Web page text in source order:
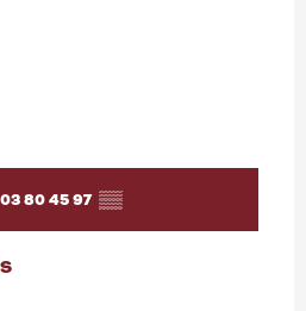
03 80 45 97 ▒▒